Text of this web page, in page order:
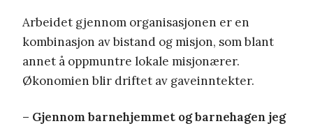
Arbeidet gjennom organisasjonen er en
kombinasjon av bistand og misjon, som blant
annet å oppmuntre lokale misjonærer.
Økonomien blir driftet av gaveinntekter.
– Gjennom barnehjemmet og barnehagen jeg